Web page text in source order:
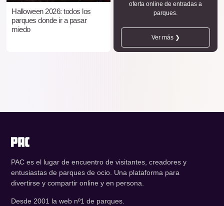
Halloween 2026: todos los
parques donde ir a pasar
miedo
oferta online de entradas a
parques.
Ver más ❯
PAC es el lugar de encuentro de visitantes, creadores y
entusiastas de parques de ocio. Una plataforma para
divertirse y compartir online y en persona.
Desde 2001 la web nº1 de parques.